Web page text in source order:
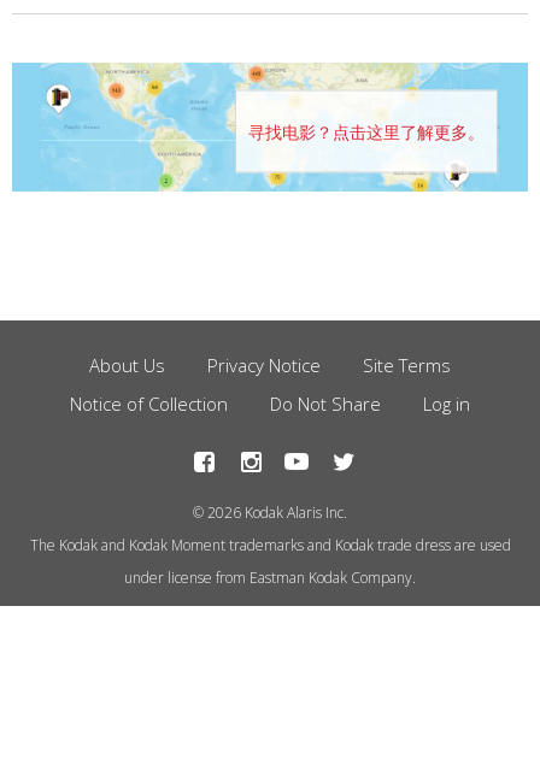
寻找电影？点击这里了解更多。
Footer
Menu
About Us Privacy Notice
Site Terms
Notice of Collection
Do Not Share Log in
© 2026 Kodak Alaris Inc.
The Kodak and Kodak Moment trademarks and Kodak trade dress are used
under license from Eastman Kodak Company.